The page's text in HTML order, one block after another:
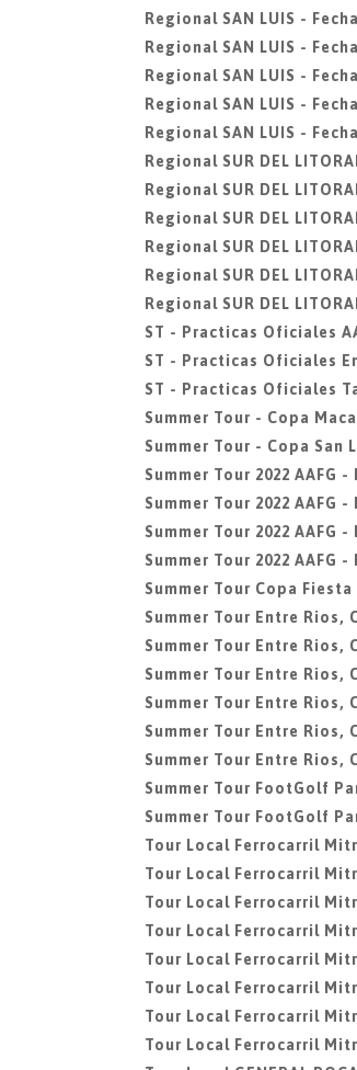
Regional SAN LUIS -
Regional SAN LUIS -
Regional SAN LUIS -
Regional SAN LUIS -
Regional SAN LUIS -
Regional SUR DEL
Regional SUR DEL
Regional SUR DEL
Regional SUR DEL
Regional SUR DEL
Regional SUR DEL
ST - Practicas Oficiales
ST - Practicas Oficiales
ST - Practicas Oficiales
Summer Tour - Copa
Summer Tour - Copa San
Summer Tour 2022 AAFG -
Summer Tour 2022 AAFG -
Summer Tour 2022 AAFG -
Summer Tour 2022 AAFG -
Summer Tour Copa
Summer Tour Entre Rios,
Summer Tour Entre Rios,
Summer Tour Entre Rios,
Summer Tour Entre Rios,
Summer Tour Entre Rios,
Summer Tour Entre Rios,
Summer Tour FootGolf
Summer Tour FootGolf
Tour Local Ferrocarril
Tour Local Ferrocarril
Tour Local Ferrocarril
Tour Local Ferrocarril
Tour Local Ferrocarril
Tour Local Ferrocarril
Tour Local Ferrocarril
Tour Local Ferrocarril